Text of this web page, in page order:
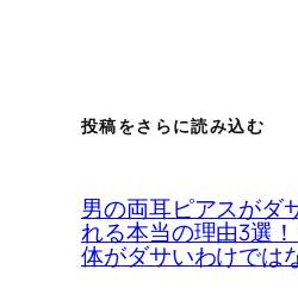
投稿をさらに読み込む
男の両耳ピアスがダ
れる本当の理由3選
体がダサいわけでは